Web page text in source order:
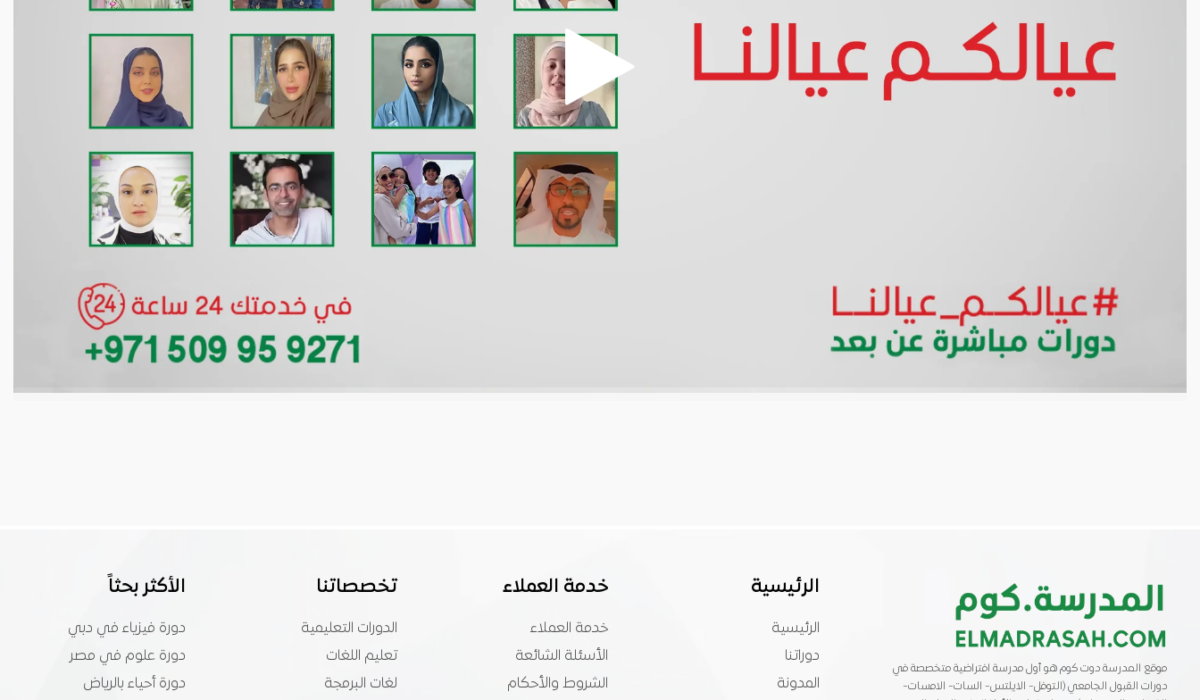
موقع المدرسة دوت كوم هو أول مدرسة افتراضية متخصصة في
دورات القبول الجامعي (التوفل- الايلتس- السات- الامسات-
الرئيسية
الرئيسية
دوراتنا
المدونة
خدمة العملاء
خدمة العملاء
الأسئلة الشائعة
الشروط والأحكام
تخصصاتنا
الدورات التعليمية
تعليم اللغات
لغات البرمجة
الأكثر بحثاً
دورة فيزياء في دبي
دورة علوم في مصر
دورة أحياء بالرياض